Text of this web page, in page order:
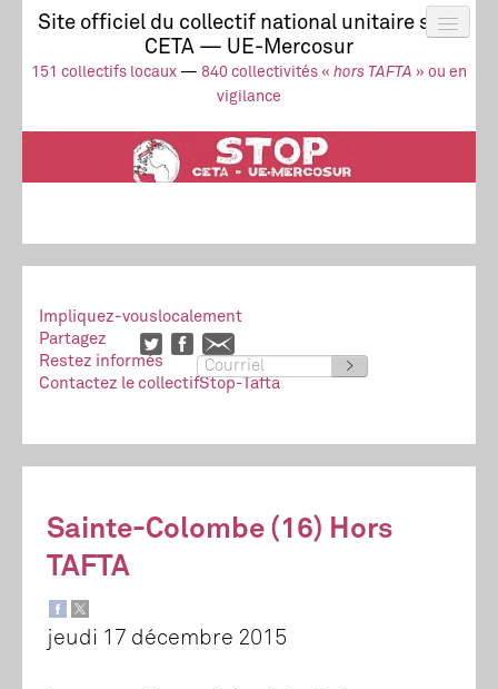
Site officiel du collectif national unitaire stop
CETA — UE-Mercosur
151 collectifs locaux — 840 collectivités « hors TAFTA » ou en
vigilance
Actus
UE-Mercosur
Stop à l’impunité !
TAFTA
CETA
Collectif
Impliquez-vouslocalement
Partagez
Restez informés
>
Contactez le collectifStop-Tafta
Sainte-Colombe (16) Hors
TAFTA
jeudi 17 décembre 2015